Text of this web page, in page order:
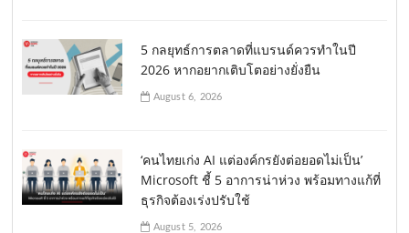
5 กลยุทธ์การตลาดที่แบรนด์ควรทำในปี
2026 หากอยากเติบโตอย่างยั่งยืน
August 6, 2026
‘คนไทยเก่ง AI แต่องค์กรยังต่อยอดไม่เป็น’
Microsoft ชี้ 5 อาการน่าห่วง พร้อมทางแก้ที่
ธุรกิจต้องเร่งปรับใช้
August 5, 2026